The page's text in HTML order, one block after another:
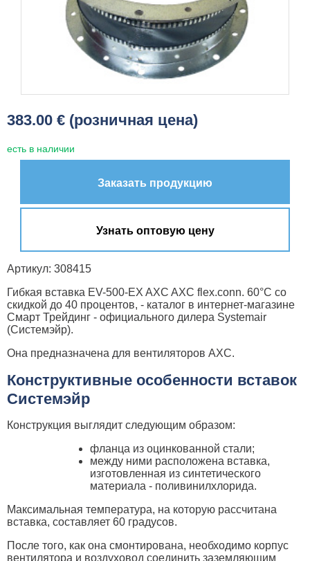
383.00 € (розничная цена)
есть в наличии
Заказать продукцию
Узнать оптовую цену
Артикул: 308415
Гибкая вставка EV-500-EX AXC AXC flex.conn. 60°C со
скидкой до 40 процентов, - каталог в интернет-магазине
Смарт Трейдинг - официального дилера Systemair
(Системэйр).
Она предназначена для вентиляторов AXC.
Конструктивные особенности вставок
Системэйр
Конструкция выглядит следующим образом:
фланца из оцинкованной стали;
между ними расположена вставка,
изготовленная из синтетического
материала - поливинилхлорида.
Максимальная температура, на которую рассчитана
вставка, составляет 60 градусов.
После того, как она смонтирована, необходимо корпус
вентилятора и воздуховод соединить заземляющим